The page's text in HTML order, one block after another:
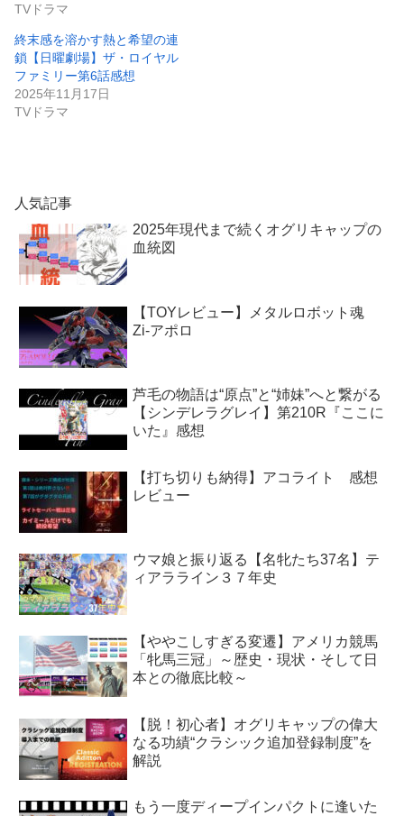
TVドラマ
終末感を溶かす熱と希望の連
鎖【日曜劇場】ザ・ロイヤル
ファミリー第6話感想
2025年11月17日
TVドラマ
人気記事
2025年現代まで続くオグリキャップの
血統図
【TOYレビュー】メタルロボット魂
Zi-アポロ
芦毛の物語は“原点”と“姉妹”へと繋がる
【シンデレラグレイ】第210R『ここに
いた』感想
【打ち切りも納得】アコライト 感想
レビュー
ウマ娘と振り返る【名牝たち37名】テ
ィアラライン３７年史
【ややこしすぎる変遷】アメリカ競馬
「牝馬三冠」～歴史・現状・そして日
本との徹底比較～
【脱！初心者】オグリキャップの偉大
なる功績“クラシック追加登録制度”を
解説
もう一度ディープインパクトに逢いた